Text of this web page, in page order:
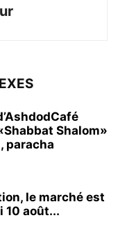
Shalom»
paracha
le marché est
10 août...